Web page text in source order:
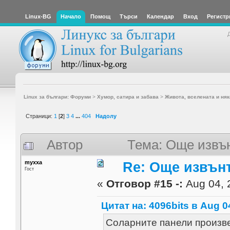
Linux-BG Начало Помощ Търси Календар Вход
Linux за българи: Форуми> Хумор, сатира и забава > Живота, вселената и
Страници: 1 [2] 3 4 ... 404 Надолу
Автор Тема: Още
myxxa
Гост Re: Още
« Отговор #15 -: Aug 04,
Цитат на: 4096bits в Aug
Соларните панели